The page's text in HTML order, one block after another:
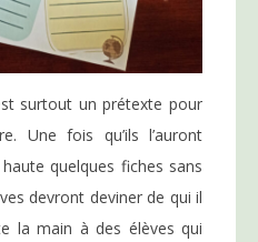
surtout un prétexte pour
Une fois qu’ils l’auront
quelques fiches sans
devront deviner de qui il
la main à des élèves qui